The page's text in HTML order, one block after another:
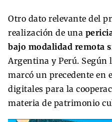
Otro dato relevante del
realización de una
bajo modalidad remota
Argentina y Perú. Según
marcó un precedente en
digitales para la
materia de patrimonio